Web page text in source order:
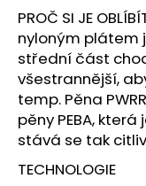
hvězdiček.
PROČ SI JE
nyloným plátem
střední část
všestrannější,
temp. Pěna
pěny PEBA,
stává se tak
TECHNOLOGIE
D
o
p